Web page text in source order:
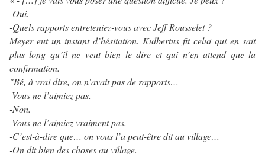
-Oui.
-Quels rapports entreteniez-vous avec Jeff Rousselet ?
Meyer eut un instant d’hésitation. Kulbertus fit celui qui en sait
plus long qu’il ne veut bien le dire et qui n’en attend que la
confirmation.
"Bé, à vrai dire, on n’avait pas de rapports…
-Vous ne l’aimiez pas.
-Non.
-Vous ne l’aimiez vraiment pas.
-C’est-à-dire que… on vous l’a peut-être dit au village…
-On dit bien des choses au village.